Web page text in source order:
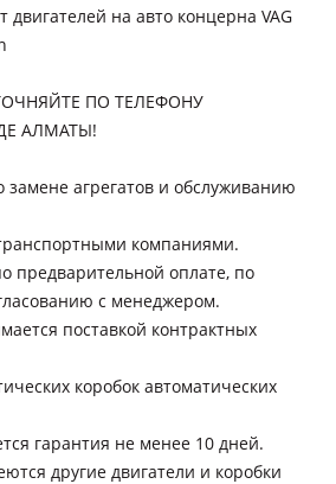
на авто концерна VAG
ПО ТЕЛЕФОНУ
АЛМАТЫ!
замене агрегатов и обслуживанию
компаниями.
предварительной оплате, по
с менеджером.
поставкой контрактных
коробок автоматических
гарантия не менее 10 дней.
другие двигатели и коробки